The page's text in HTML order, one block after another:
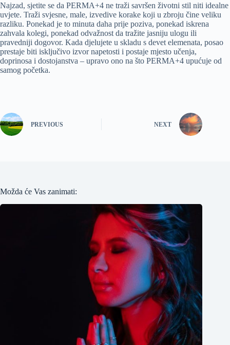
Najzad, sjetite se da PERMA+4 ne traži savršen životni stil niti idealne
uvjete. Traži svjesne, male, izvedive korake koji u zbroju čine veliku
razliku. Ponekad je to minuta daha prije poziva, ponekad iskrena
zahvala kolegi, ponekad odvažnost da tražite jasniju ulogu ili
pravedniji dogovor. Kada djelujete u skladu s devet elemenata, posao
prestaje biti isključivo izvor napetosti i postaje mjesto učenja,
doprinosa i dostojanstva – upravo ono na što PERMA+4 upućuje od
samog početka.
PREVIOUS NEXT
Možda će Vas zanimati: